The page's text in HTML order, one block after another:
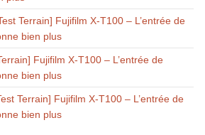
Terrain] Fujifilm X-T100 – L’entrée de
bien plus
Fujifilm X-T100 – L’entrée de
bien plus
Terrain] Fujifilm X-T100 – L’entrée de
bien plus